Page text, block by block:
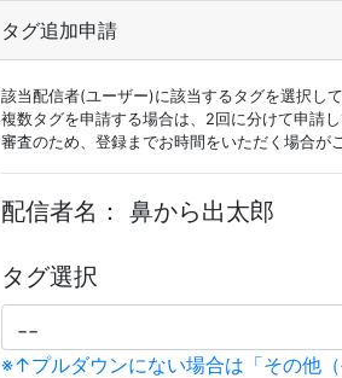
タグ追加申請
該当配信者(ユーザー)に該当するタグを選択し
複数タグを申請する場合は、2回に分けて申請
審査のため、登録までお時間をいただく場合が
配信者名： 鼻から出太郎
タグ選択
※↑プルダウンにない場合は「その他